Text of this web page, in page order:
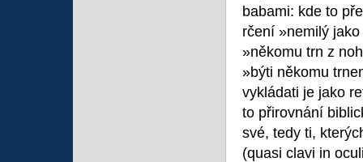
babami: kde to
rčení »nemilý
»někomu trn z
»býti někomu
vykládati je jako
to přirovnání
své, tedy ti,
(quasi clavi in